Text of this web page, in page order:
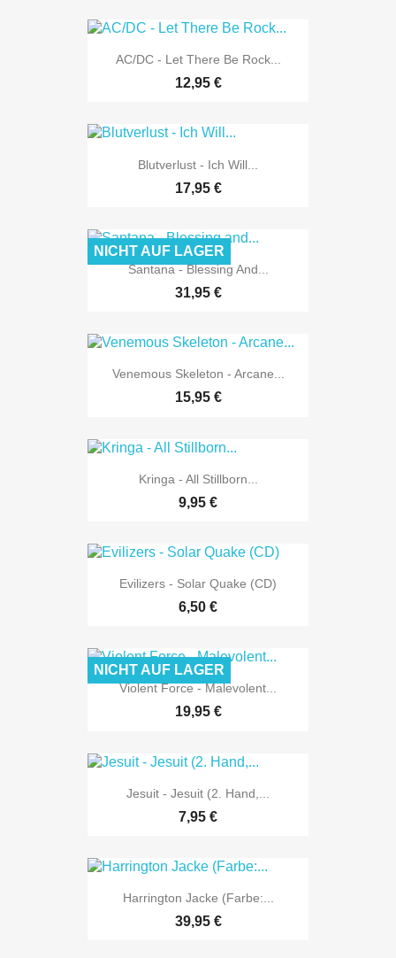
AC/DC - Let There Be Rock...
12,95 €
Blutverlust - Ich Will...
17,95 €
Santana - Blessing And...
31,95 €
NICHT AUF LAGER
Venemous Skeleton - Arcane...
15,95 €
Kringa - All Stillborn...
9,95 €
Evilizers - Solar Quake (CD)
6,50 €
Violent Force - Malevolent...
19,95 €
NICHT AUF LAGER
Jesuit - Jesuit (2. Hand,...
7,95 €
Harrington Jacke (Farbe:...
39,95 €